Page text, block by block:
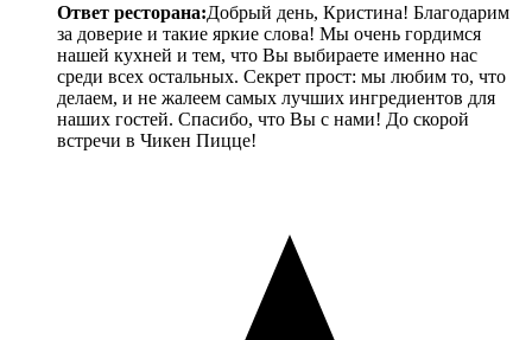
Ответ ресторана:Добрый день, Кристина! Благодарим
за доверие и такие яркие слова! Мы очень гордимся
нашей кухней и тем, что Вы выбираете именно нас
среди всех остальных. Секрет прост: мы любим то, что
делаем, и не жалеем самых лучших ингредиентов для
наших гостей. Спасибо, что Вы с нами! До скорой
встречи в Чикен Пицце!